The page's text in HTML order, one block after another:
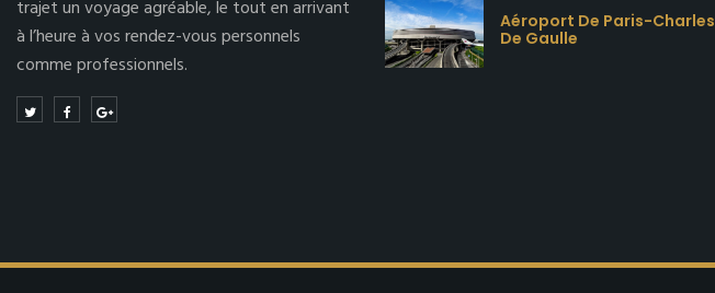
trajet un voyage agréable, le tout en arrivant
à l’heure à vos rendez-vous personnels
comme professionnels.
Aéroport De Paris-Charles
De Gaulle